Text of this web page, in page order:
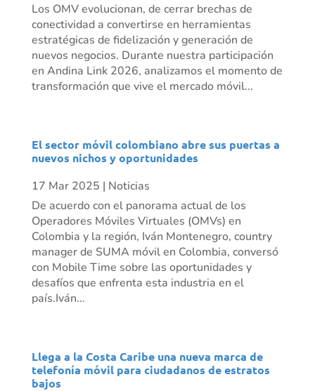
Los OMV evolucionan, de cerrar brechas de
conectividad a convertirse en herramientas
estratégicas de fidelización y generación de
nuevos negocios. Durante nuestra participación
en Andina Link 2026, analizamos el momento de
transformación que vive el mercado móvil...
El sector móvil colombiano abre sus puertas a
nuevos nichos y oportunidades
17 Mar 2025 | Noticias
De acuerdo con el panorama actual de los
Operadores Móviles Virtuales (OMVs) en
Colombia y la región, Iván Montenegro, country
manager de SUMA móvil en Colombia, conversó
con Mobile Time sobre las oportunidades y
desafíos que enfrenta esta industria en el
país.Iván...
Llega a la Costa Caribe una nueva marca de
telefonía móvil para ciudadanos de estratos
bajos